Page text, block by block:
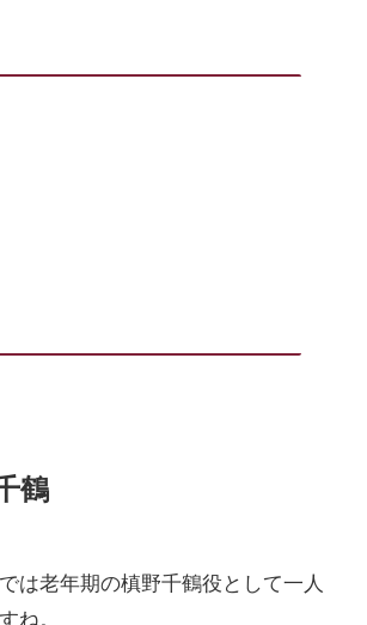
鶴
は老年期の槙野千鶴役として一人
ね。